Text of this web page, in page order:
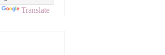
Translate